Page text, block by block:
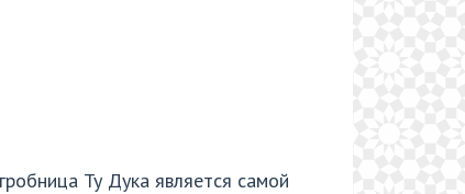
Ту Дука является самой